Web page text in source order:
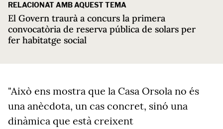
RELACIONAT AMB AQUEST TEMA
El Govern traurà a concurs la primera
convocatòria de reserva pública de solars per
fer habitatge social
"Això ens mostra que la Casa Orsola no és
una anècdota, un cas concret, sinó una
dinàmica que està creixent